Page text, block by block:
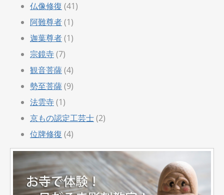
仏像修復 (41)
阿難尊者(1)
迦葉尊者(1)
宗鏡寺(7)
観音菩薩(4)
勢至菩薩(9)
法雲寺(1)
京もの認定工芸士(2)
位牌修復 (4)